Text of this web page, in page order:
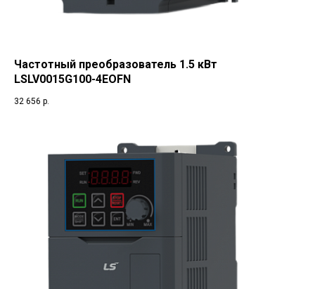
Частотный преобразователь 1.5 кВт
LSLV0015G100-4EOFN
32 656 р.